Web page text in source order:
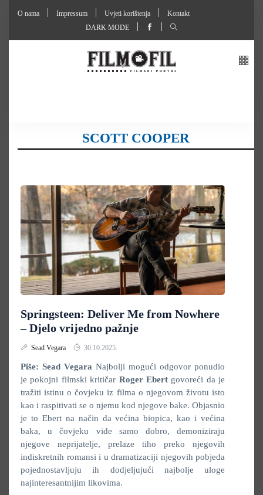
O nama Impressum Uvjeti korištenja
Kontakt
DARK MODE
SCOTT COOPER
Springsteen: Deliver Me from Nowhere
– Djelo vrijedno pažnje
Sead Vegara 30.10.2025.
Piše: Sead Vegara Najbolji mogući odgovor ponudio
je pokojni filmski kritičar Roger Ebertgovoreći da je
tražiti istinu o čovjeku iz filma o njegovom životu isto
kao i raspitivati se o njemu kod njegove bake. Objasnio
je to Ebert na način da većina biopica, kao i većina
baka, u čovjeku vide samo dobro, demoniziraju
njegove neprijatelje, prelaze tiho preko njegovih
indiskretnih romansi i u dramatizaciji njegovih pobjeda
pojednostavljuju ih dodjeljujući najbolje uloge
najinteresantnijim likovima.